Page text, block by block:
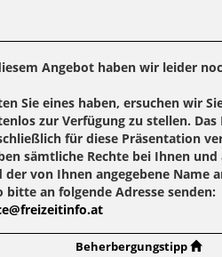
Angebot haben wir leider
Sie eines haben, ersuchen wir
zur Verfügung zu stellen. Das
für diese Präsentation
sämtliche Rechte bei Ihnen und
der von Ihnen angegebene Name
bitte an folgende Adresse senden:
Beherbergungstipp